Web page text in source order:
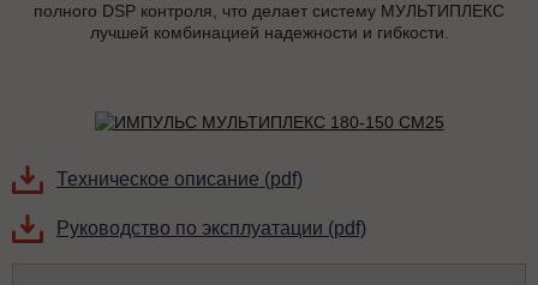
полного DSP контроля, что делает систему МУЛЬТИПЛЕКС
лучшей комбинацией надежности и гибкости.
Техническое описание (pdf)
Руководство по эксплуатации (pdf)